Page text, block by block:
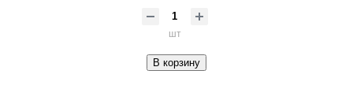
шт
В корзину